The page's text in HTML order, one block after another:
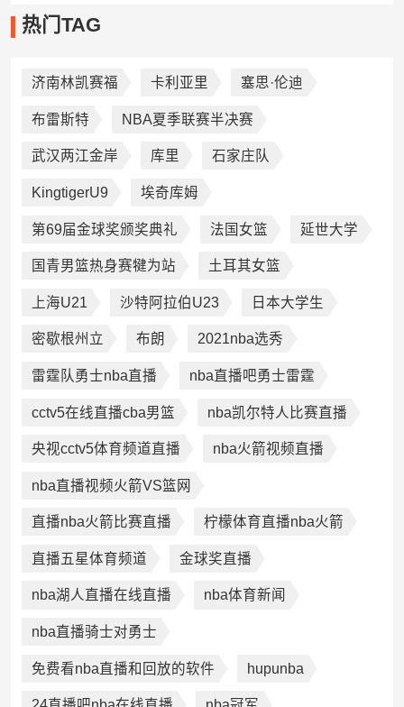
热门TAG
济南林凯赛福 卡利亚里 塞思·伦迪‌
布雷斯特 NBA夏季联赛半决赛
武汉两江金岸 库里 石家庄队
KingtigerU9 埃奇库姆
第69届金球奖颁奖典礼 法国女篮 延世大学
国青男篮热身赛犍为站 土耳其女篮
上海U21 沙特阿拉伯U23 日本大学生
密歇根州立 布朗 2021nba选秀
雷霆队勇士nba直播 nba直播吧勇士雷霆
cctv5在线直播cba男篮 nba凯尔特人比赛直播
央视cctv5体育频道直播 nba火箭视频直播
nba直播视频火箭VS篮网
直播nba火箭比赛直播 柠檬体育直播nba火箭
直播五星体育频道 金球奖直播
nba湖人直播在线直播 nba体育新闻
nba直播骑士对勇士
免费看nba直播和回放的软件 hupunba